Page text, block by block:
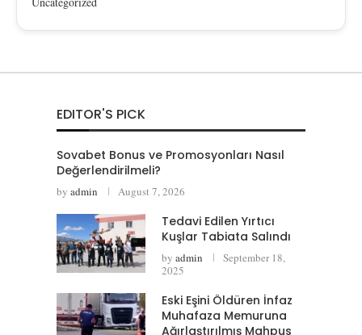
EDITOR'S PICK
Sovabet Bonus ve Promosyonları Nasıl
Değerlendirilmeli?
by admin August 7, 2026
Tedavi Edilen Yırtıcı
Kuşlar Tabiata Salındı
by admin
September 18,
2025
Eski Eşini Öldüren İnfaz
Muhafaza Memuruna
Ağırlaştırılmış Mahpus